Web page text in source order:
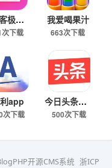
聚宝客极速版
下载
我爱喝果汁
663次下载
app
次下载
今日头条极速版下载
500次下载
开源CMS系统 浙ICP